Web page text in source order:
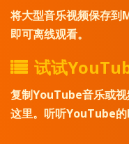
将大型音乐视频保存到
即可离线观看。
试试
复制YouTube音乐或
这里。听听YouTube的